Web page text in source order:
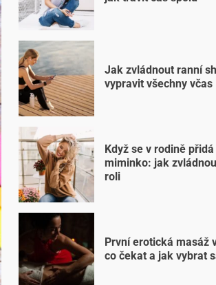
Jak zvládnout ranní
vypravit všechny včas
Když se v rodině přidá
miminko: jak
roli
První erotická masáž
co čekat a jak vybrat